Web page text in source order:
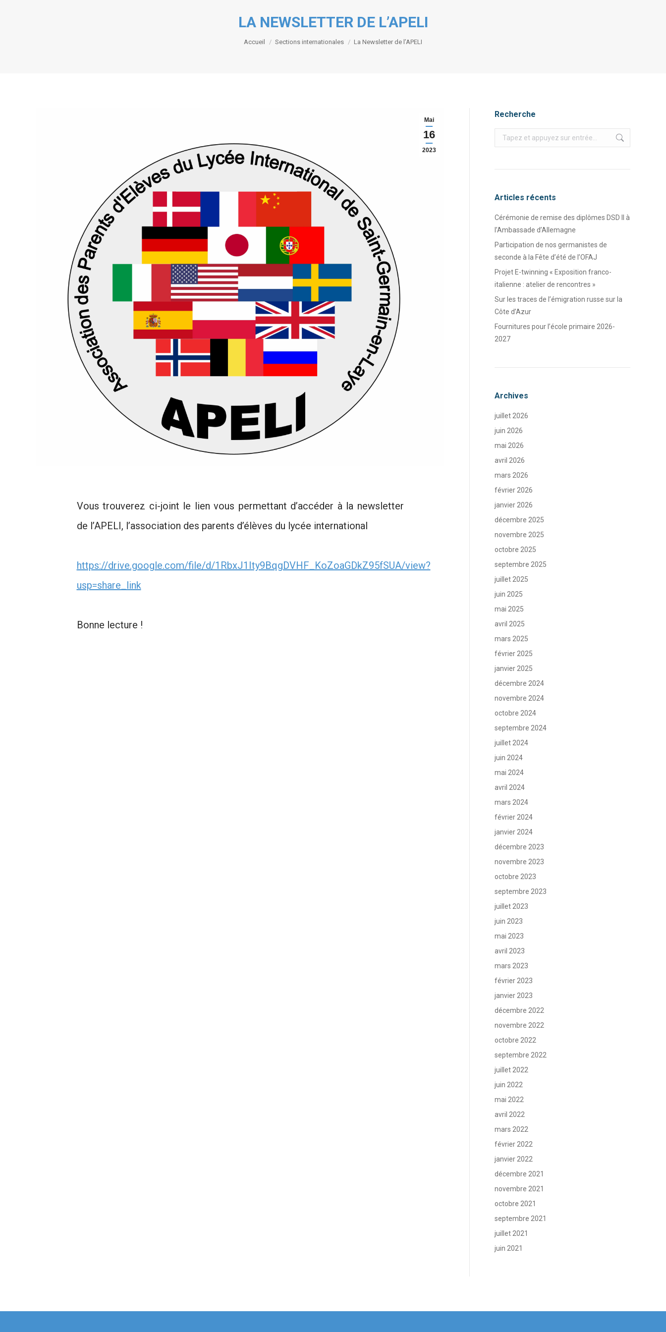
LA NEWSLETTER DE L’APELI
Vous êtes ici :
Accueil Sections internationales La Newsletter de l’APELI
Mai
16
2023
Vous trouverez ci-joint le lien vous permettant d’accéder à la newsletter
de l’APELI, l’association des parents d’élèves du lycée international
https://drive.google.com/file/d/1RbxJ1Ity9BqgDVHF_KoZoaGDkZ95fSUA/view?
usp=share_link
Bonne lecture !
Recherche
Recherche
:
Articles récents
Cérémonie de remise des diplômes DSD II à
l’Ambassade d’Allemagne
Participation de nos germanistes de
seconde à la Fête d’été de l’OFAJ
Projet E-twinning « Exposition franco-
italienne : atelier de rencontres »
Sur les traces de l’émigration russe sur la
Côte d’Azur
Fournitures pour l’école primaire 2026-
2027
Archives
juillet 2026
juin 2026
mai 2026
avril 2026
mars 2026
février 2026
janvier 2026
décembre 2025
novembre 2025
octobre 2025
septembre 2025
juillet 2025
juin 2025
mai 2025
avril 2025
mars 2025
février 2025
janvier 2025
décembre 2024
novembre 2024
octobre 2024
septembre 2024
juillet 2024
juin 2024
mai 2024
avril 2024
mars 2024
février 2024
janvier 2024
décembre 2023
novembre 2023
octobre 2023
septembre 2023
juillet 2023
juin 2023
mai 2023
avril 2023
mars 2023
février 2023
janvier 2023
décembre 2022
novembre 2022
octobre 2022
septembre 2022
juillet 2022
juin 2022
mai 2022
avril 2022
mars 2022
février 2022
janvier 2022
décembre 2021
novembre 2021
octobre 2021
septembre 2021
juillet 2021
juin 2021